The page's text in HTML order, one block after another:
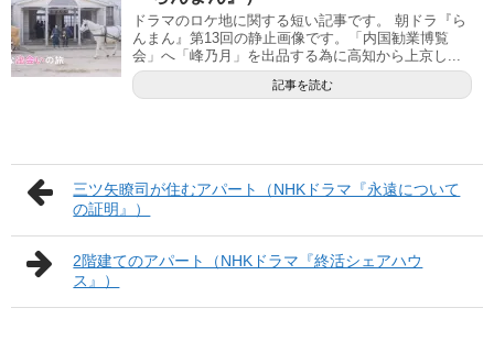
ドラマのロケ地に関する短い記事です。 朝ドラ『ら
んまん』第13回の静止画像です。「内国勧業博覧
会」へ「峰乃月」を出品する為に高知から上京し...
記事を読む
三ツ矢瞭司が住むアパート（NHKドラマ『永遠について
の証明』）
2階建てのアパート（NHKドラマ『終活シェアハウ
ス』）